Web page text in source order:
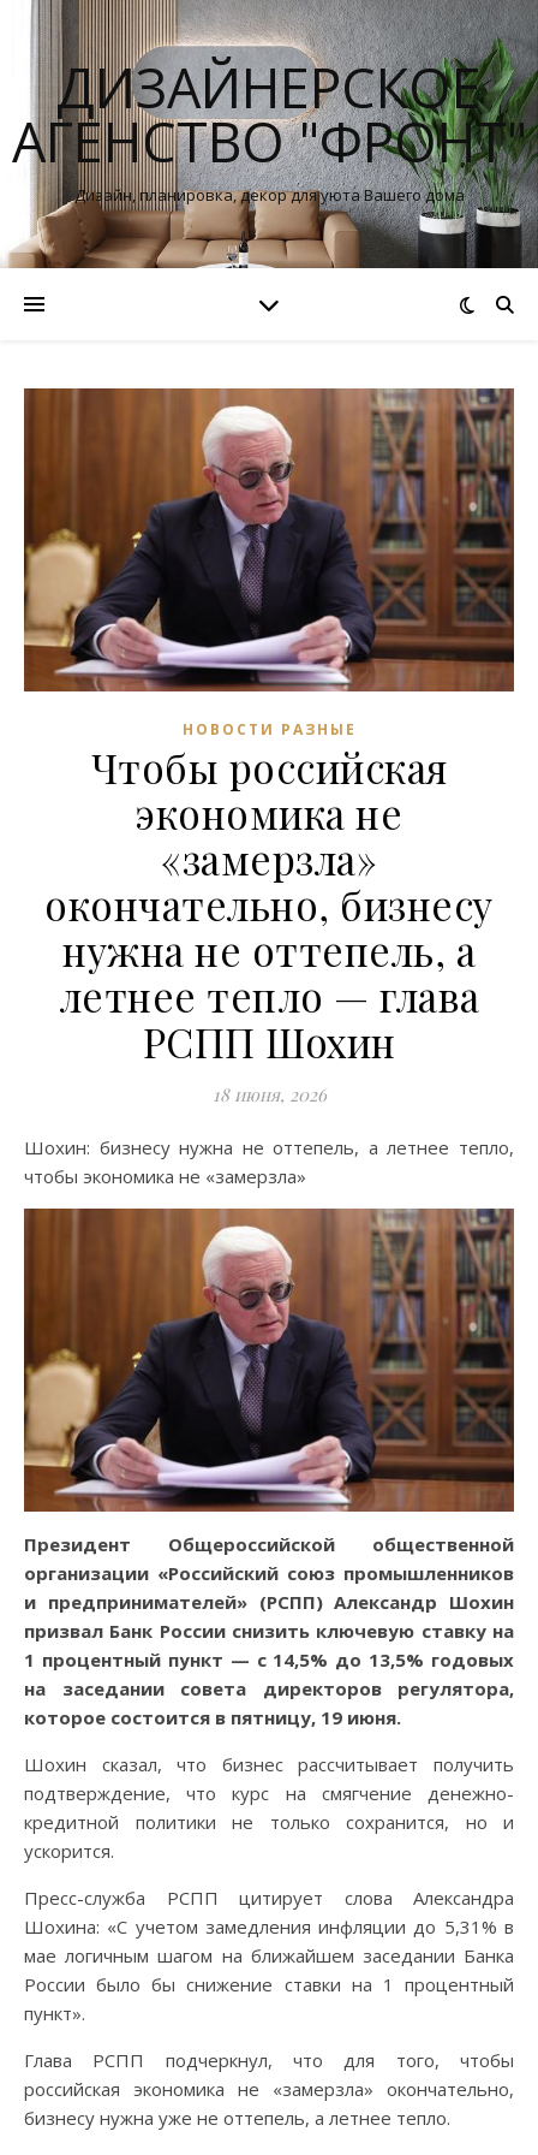
ДИЗАЙНЕРСКОЕ
АГЕНСТВО "ФРОНТ"
Дизайн, планировка, декор для уюта Вашего дома
НОВОСТИ РАЗНЫЕ
Чтобы российская
экономика не
«замерзла»
окончательно, бизнесу
нужна не оттепель, а
летнее тепло — глава
РСПП Шохин
18 июня, 2026
Шохин: бизнесу нужна не оттепель, а летнее тепло,
чтобы экономика не «замерзла»
Президент Общероссийской общественной
организации «Российский союз промышленников
и предпринимателей» (РСПП) Александр Шохин
призвал Банк России снизить ключевую ставку на
1 процентный пункт — с 14,5% до 13,5% годовых
на заседании совета директоров регулятора,
которое состоится в пятницу, 19 июня.
Шохин сказал, что бизнес рассчитывает получить
подтверждение, что курс на смягчение денежно-
кредитной политики не только сохранится, но и
ускорится.
Пресс-служба РСПП цитирует слова Александра
Шохина: «С учетом замедления инфляции до 5,31% в
мае логичным шагом на ближайшем заседании Банка
России было бы снижение ставки на 1 процентный
пункт».
Глава РСПП подчеркнул, что для того, чтобы
российская экономика не «замерзла» окончательно,
бизнесу нужна уже не оттепель, а летнее тепло.